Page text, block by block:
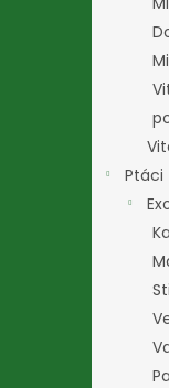
Ptáci